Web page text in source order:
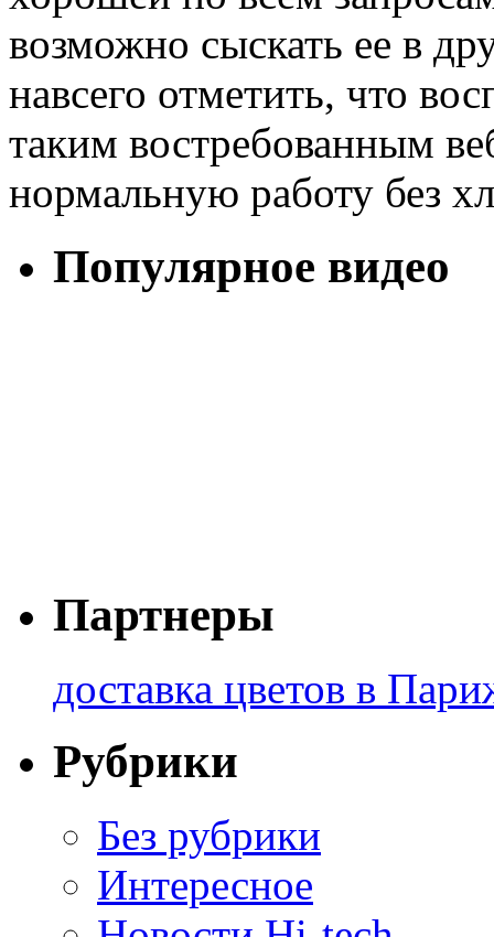
возможно сыскать ее в
навсего отметить, что
таким востребованным
нормальную работу без
Популярное видео
Партнеры
доставка цветов в
Рубрики
Без рубрики
Интересное